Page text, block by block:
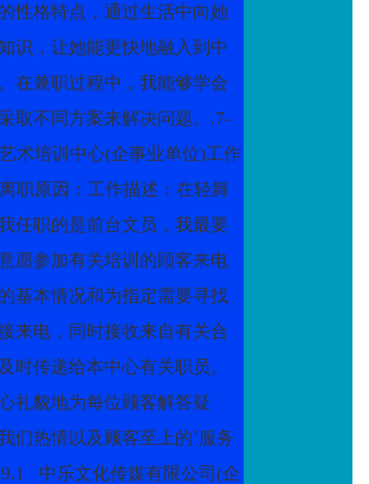
性格特点，通过生活中向她
识，让她能更快地融入到中
在兼职过程中，我能够学会
取不同方案来解决问题。.7-
术培训中心(企事业单位)工作
职原因：工作描述：在轻舞
任职的是前台文员，我最要
愿参加有关培训的顾客来电
基本情况和为指定需要寻找
来电，同时接收来自有关合
时传递给本中心有关职员。
礼貌地为每位顾客解答疑
们热情以及顾客至上的`服务
中乐文化传媒有限公司(企